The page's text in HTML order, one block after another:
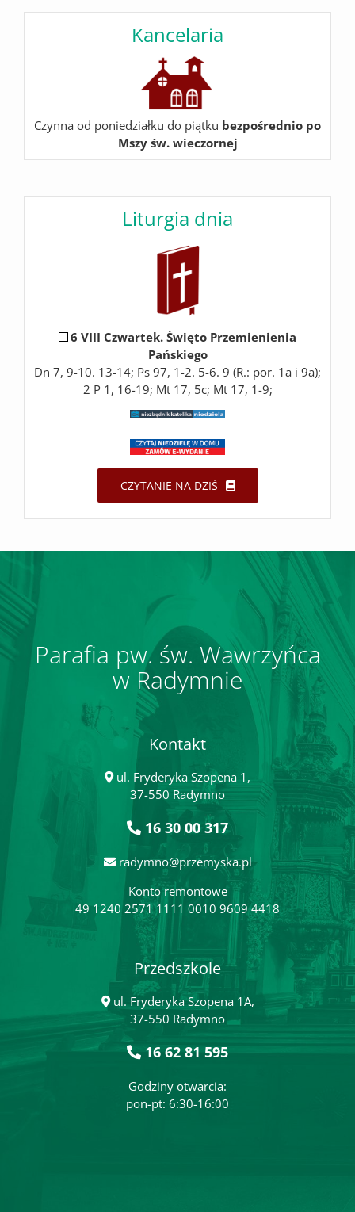
Kancelaria
Czynna od poniedziałku do piątku bezpośrednio po
Mszy św. wieczornej
Liturgia dnia
6 VIII Czwartek. Święto Przemienienia
Pańskiego
Dn 7, 9-10. 13-14; Ps 97, 1-2. 5-6. 9 (R.: por. 1a i 9a);
2 P 1, 16-19; Mt 17, 5c; Mt 17, 1-9;
CZYTANIE NA DZIŚ
Parafia pw. św. Wawrzyńca
w Radymnie
Kontakt
ul. Fryderyka Szopena 1,
37-550 Radymno
16 30 00 317
radymno@przemyska.pl
Konto remontowe
49 1240 2571 1111 0010 9609 4418
Przedszkole
ul. Fryderyka Szopena 1A,
37-550 Radymno
16 62 81 595
Godziny otwarcia:
pon-pt: 6:30-16:00